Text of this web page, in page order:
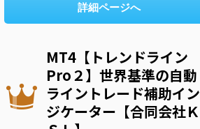
詳細ページへ
MT4【トレンドライン
Pro２】世界基準の自動
ライントレード補助イン
ジケーター【合同会社Ｋ